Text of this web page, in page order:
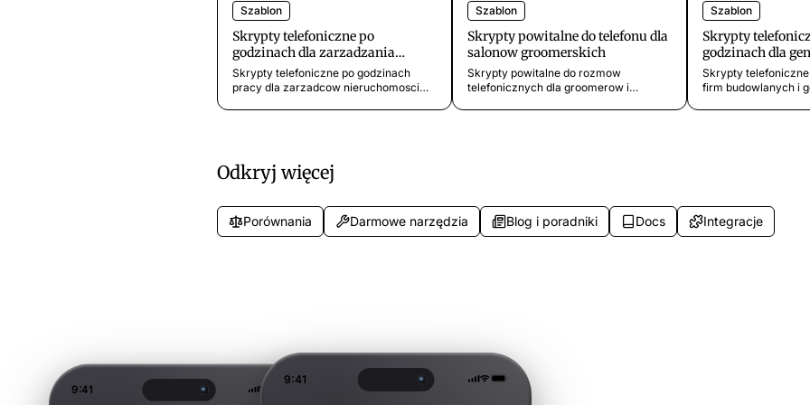
Szablon
Skrypty telefoniczne po
godzinach dla zarzadzania
nieruchomosciami
mieszkalnymi
Skrypty telefoniczne po godzinach
pracy dla zarzadcow nieruchomosci
Szablon
Skrypty powitalne do telefonu dla
salonow groomerskich
Skrypty powitalne do rozmow
telefonicznych dla groomerow i
Szablon
Skrypty
godzinach dla
wykonawcow
Skrypty
firm budowlanych i
Odkryj więcej
Porównania Darmowe narzędzia Blog i poradniki Docs Integracje
9:41
9:41